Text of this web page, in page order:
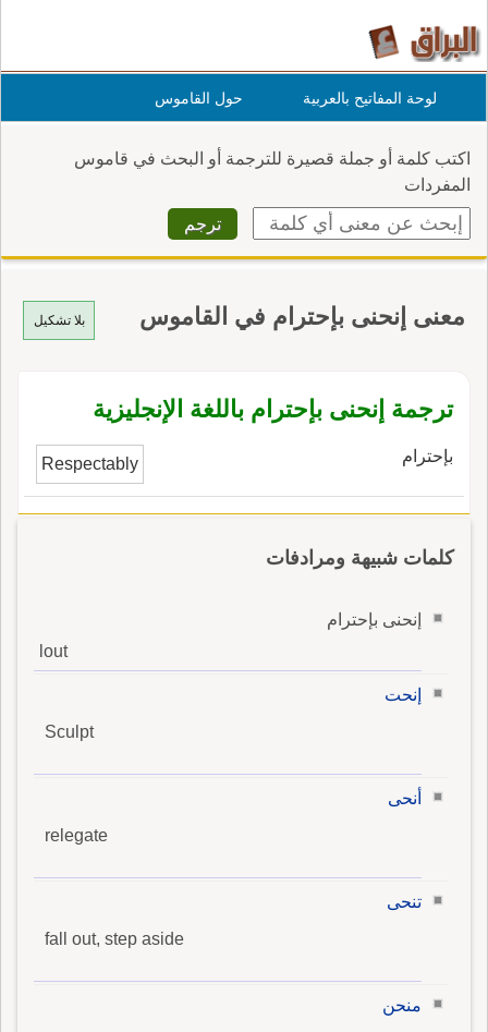
لوحة المفاتيح بالعربية حول القاموس
اكتب كلمة أو جملة قصيرة للترجمة أو البحث في قاموس
المفردات
بلا تشكيل معنى إنحنى بإحترام في القاموس
ترجمة إنحنى بإحترام باللغة الإنجليزية
بإحترام Respectably
كلمات شبيهة ومرادفات
إنحنى بإحترام
lout
إنحت
Sculpt
أنحى
relegate
تنحى
fall out, step aside
منحن